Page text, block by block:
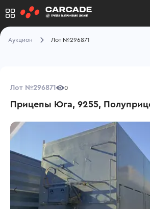
Аукцион Лот №296871
Лот №296871 0
Прицепы Юга, 9255,